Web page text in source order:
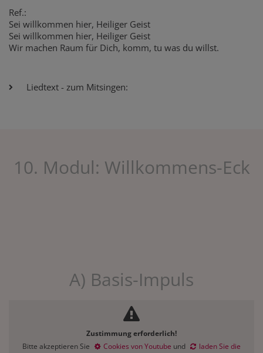
Ref.:
Sei willkommen hier, Heiliger Geist
Sei willkommen hier, Heiliger Geist
Wir machen Raum für Dich, komm, tu was du willst.
Liedtext - zum Mitsingen:
10. Modul: Willkommens-Eck
A) Basis-Impuls
Zustimmung erforderlich!
Bitte akzeptieren Sie
Cookies von Youtube und
laden Sie die